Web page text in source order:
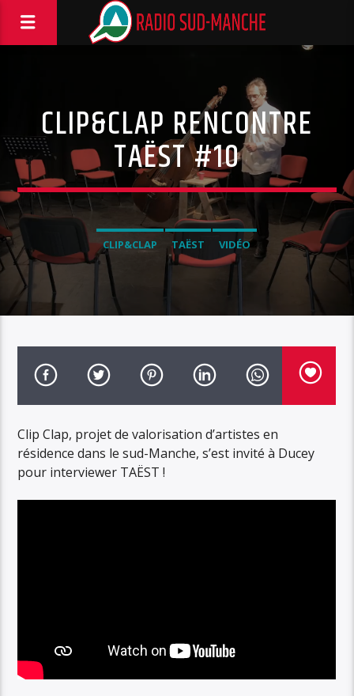
CLIP&CLAP RENCONTRE
TAËST #10
CLIP&CLAP TAËST VIDÉO
Clip Clap, projet de valorisation d’artistes en
résidence dans le sud-Manche, s’est invité à Ducey
pour interviewer TAËST !